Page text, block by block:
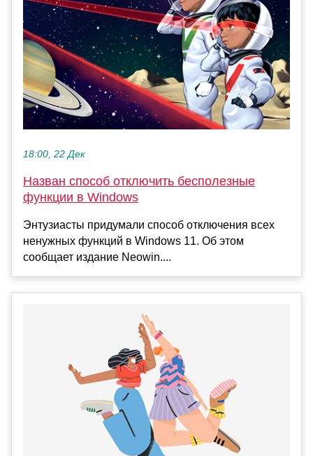
18:00, 22 Дек
Назван способ отключить бесполезные
функции в Windows
Энтузиасты придумали способ отключения всех
ненужных функций в Windows 11. Об этом
сообщает издание Neowin....